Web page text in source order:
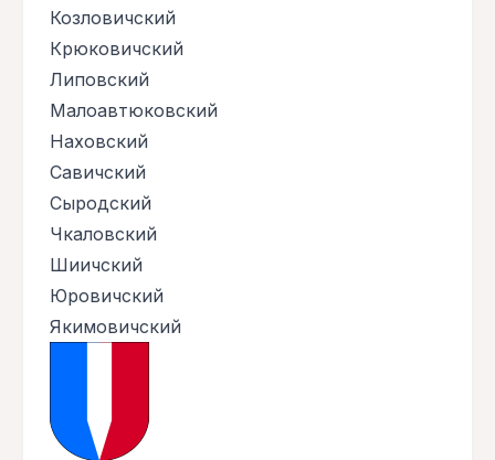
Козловичский
Крюковичский
Липовский
Малоавтюковский
Наховский
Савичский
Сыродский
Чкаловский
Шиичский
Юровичский
Якимовичский